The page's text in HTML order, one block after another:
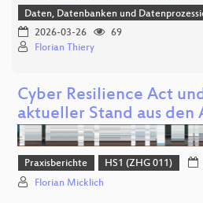
Daten, Datenbanken und
2026-03-26
69
Florian Thiery
Cyber Resilience Act
aktueller Stand aus
Praxisberichte HS1 (ZHG 011)
Florian Micklich